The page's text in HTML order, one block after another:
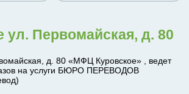
ул. Первомайская, д. 80
д. 80 «МФЦ Куровское» , ведет
на услуги БЮРО ПЕРЕВОДОВ